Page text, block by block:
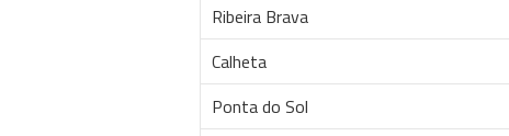
Ribeira Brava
Calheta
Ponta do Sol